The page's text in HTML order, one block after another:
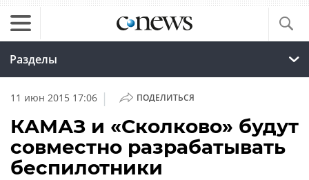
Разделы
11 июн 2015 17:06 | ПОДЕЛИТЬСЯ
КАМАЗ и «Сколково» будут
совместно разрабатывать
беспилотники